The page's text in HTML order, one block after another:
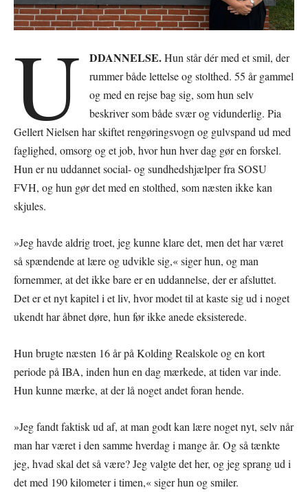
U DDANNELSE.Hun står dér med et smil, der
rummer både lettelse og stolthed. 55 år gammel
og med en rejse bag sig, som hun selv
beskriver som både svær og vidunderlig. Pia
Gellert Nielsen har skiftet rengøringsvogn og gulvspand ud med
faglighed, omsorg og et job, hvor hun hver dag gør en forskel.
Hun er nu uddannet social- og sundhedshjælper fra SOSU
FVH, og hun gør det med en stolthed, som næsten ikke kan
skjules.
»Jeg havde aldrig troet, jeg kunne klare det, men det har været
så spændende at lære og udvikle sig,« siger hun, og man
fornemmer, at det ikke bare er en uddannelse, der er afsluttet.
Det er et nyt kapitel i et liv, hvor modet til at kaste sig ud i noget
ukendt har åbnet døre, hun før ikke anede eksisterede.
Hun brugte næsten 16 år på Kolding Realskole og en kort
periode på IBA, inden hun en dag mærkede, at tiden var inde.
Hun kunne mærke, at der lå noget andet foran hende.
»Jeg fandt faktisk ud af, at man godt kan lære noget nyt, selv når
man har været i den samme hverdag i mange år. Og så tænkte
jeg, hvad skal det så være? Jeg valgte det her, og jeg sprang ud i
det med 190 kilometer i timen,« siger hun og smiler.